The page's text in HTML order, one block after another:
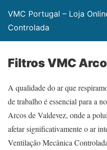
VMC Portugal – Loja
Controlada
Filtros VMC
A qualidade do ar que
de trabalho é essencial para a
Arcos de Valdevez, onde a
afetar significativamente o ar
Ventilação Mecânica